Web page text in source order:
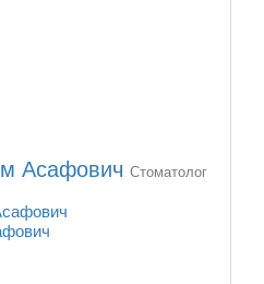
Асафович Стоматолог